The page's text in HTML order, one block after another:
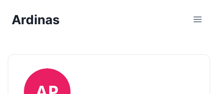
paraArdinas